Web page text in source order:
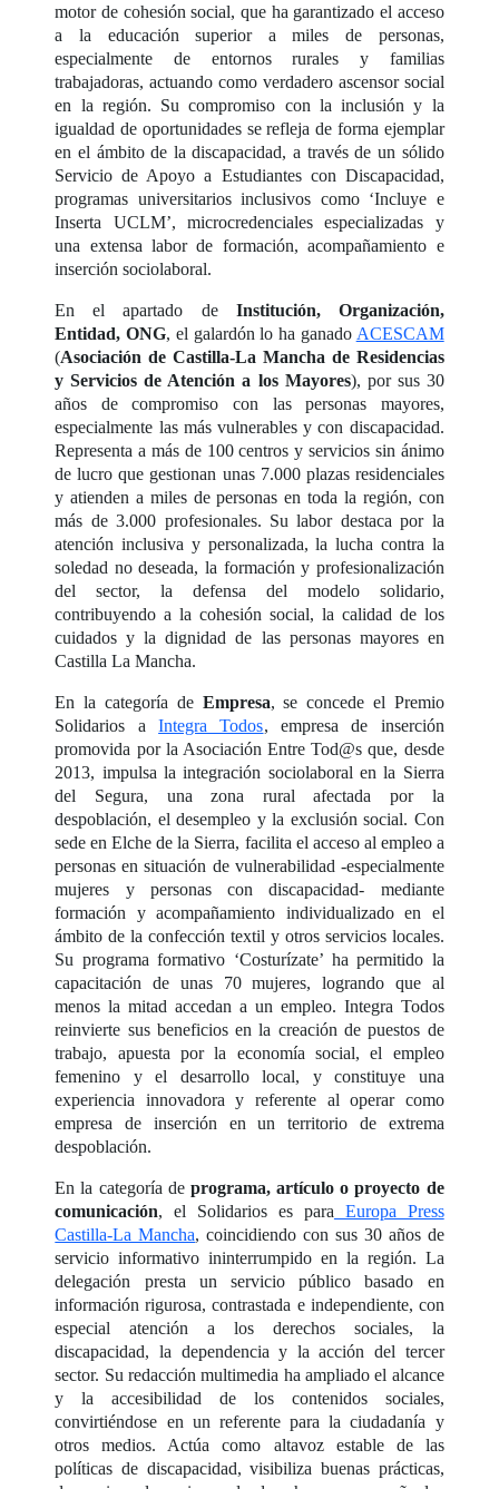
motor de cohesión social, que ha garantizado el acceso
a la educación superior a miles de personas,
especialmente de entornos rurales y familias
trabajadoras, actuando como verdadero ascensor social
en la región. Su compromiso con la inclusión y la
igualdad de oportunidades se refleja de forma ejemplar
en el ámbito de la discapacidad, a través de un sólido
Servicio de Apoyo a Estudiantes con Discapacidad,
programas universitarios inclusivos como ‘Incluye e
Inserta UCLM’, microcredenciales especializadas y
una extensa labor de formación, acompañamiento e
inserción sociolaboral.
En el apartado de Institución, Organización,
Entidad, ONG, el galardón lo ha ganado ACESCAM
(Asociación de Castilla-La Mancha de Residencias
y Servicios de Atención a los Mayores), por sus 30
años de compromiso con las personas mayores,
especialmente las más vulnerables y con discapacidad.
Representa a más de 100 centros y servicios sin ánimo
de lucro que gestionan unas 7.000 plazas residenciales
y atienden a miles de personas en toda la región, con
más de 3.000 profesionales. Su labor destaca por la
atención inclusiva y personalizada, la lucha contra la
soledad no deseada, la formación y profesionalización
del sector, la defensa del modelo solidario,
contribuyendo a la cohesión social, la calidad de los
cuidados y la dignidad de las personas mayores en
Castilla La Mancha.
En la categoría de Empresa, se concede el Premio
Solidarios aIntegra Todos, empresa de inserción
promovida por la Asociación Entre Tod@s que, desde
2013, impulsa la integración sociolaboral en la Sierra
del Segura, una zona rural afectada por la
despoblación, el desempleo y la exclusión social. Con
sede en Elche de la Sierra, facilita el acceso al empleo a
personas en situación de vulnerabilidad -especialmente
mujeres y personas con discapacidad- mediante
formación y acompañamiento individualizado en el
ámbito de la confección textil y otros servicios locales.
Su programa formativo ‘Costurízate’ ha permitido la
capacitación de unas 70 mujeres, logrando que al
menos la mitad accedan a un empleo. Integra Todos
reinvierte sus beneficios en la creación de puestos de
trabajo, apuesta por la economía social, el empleo
femenino y el desarrollo local, y constituye una
experiencia innovadora y referente al operar como
empresa de inserción en un territorio de extrema
despoblación.
En la categoría de programa, artículo o proyecto de
comunicación, el Solidarios es para Europa Press
Castilla-La Mancha, coincidiendo con sus 30 años de
servicio informativo ininterrumpido en la región. La
delegación presta un servicio público basado en
información rigurosa, contrastada e independiente, con
especial atención a los derechos sociales, la
discapacidad, la dependencia y la acción del tercer
sector. Su redacción multimedia ha ampliado el alcance
y la accesibilidad de los contenidos sociales,
convirtiéndose en un referente para la ciudadanía y
otros medios. Actúa como altavoz estable de las
políticas de discapacidad, visibiliza buenas prácticas,